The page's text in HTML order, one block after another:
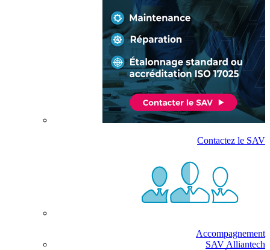
Contactez le SAV
Accompagnement
SAV Alliantech